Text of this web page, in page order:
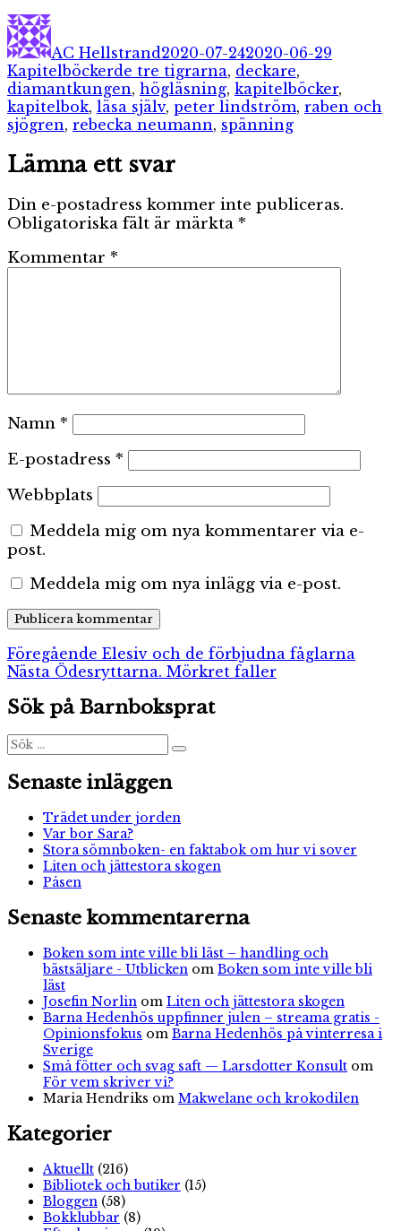
Författare
AC Hellstrand2020-07-242020-06-29
KapitelböckerEtiketter
de tre tigrarna, deckare,
diamantkungen, högläsning, kapitelböcker,
kapitelbok, läsa själv, peter lindström, raben och
sjögren, rebecka neumann, spänning
Lämna ett svar
Din e-postadress kommer inte publiceras.
Obligatoriska fält är märkta *
Kommentar *
Namn *
E-postadress *
Webbplats
Meddela mig om nya kommentarer via e-
post.
Meddela mig om nya inlägg via e-post.
Inläggsnavigering
Föregående Föregående
inlägg:
Elesiv och de förbjudna fåglarna
Nästa Nästa
Ödesryttarna. Mörkret faller
Sök på Barnboksprat
Sök
efter:
Sök
Senaste inläggen
Trädet under jorden
Var bor Sara?
Stora sömnboken- en faktabok om hur vi sover
Liten och jättestora skogen
Påsen
Senaste kommentarerna
Boken som inte ville bli läst – handling och
bästsäljare - Utblicken om Boken som inte ville bli
läst
Josefin Norlin om Liten och jättestora skogen
Barna Hedenhös uppfinner julen – streama gratis -
Opinionsfokus om Barna Hedenhös på vinterresa i
Sverige
Små fötter och svag saft — Larsdotter Konsult om
För vem skriver vi?
Maria Hendriks om Makwelane och krokodilen
Kategorier
Aktuellt (216)
Bibliotek och butiker (15)
Bloggen (58)
Bokklubbar (8)